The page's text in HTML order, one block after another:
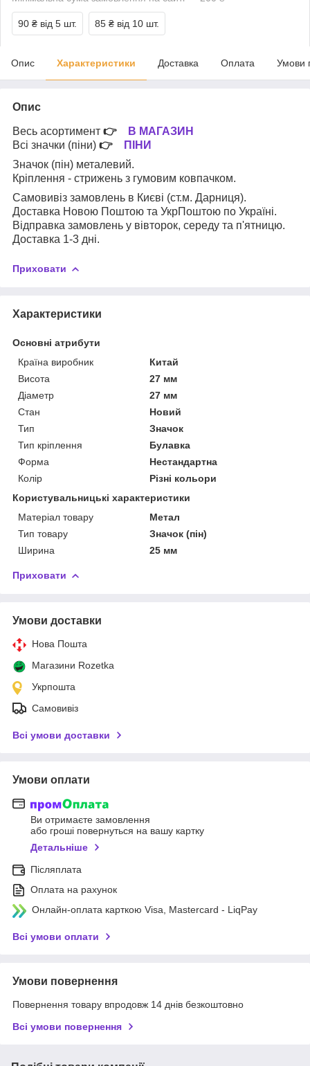
90 ₴ від 5 шт. 85 ₴ від 10 шт.
Опис Характеристики Доставка Оплата Умови
Опис
Весь асортимент 👉
В МАГАЗИН
Всі значки (піни) 👉
ПІНИ
Значок (пін) металевий.
Кріплення - стрижень з гумовим ковпачком.
Самовивіз замовлень в Києві (ст.м. Дарниця).
Доставка Новою Поштою та УкрПоштою по Україні.
Відправка замовлень у вівторок, середу та п'ятницю.
Доставка 1-3 дні.
Приховати
Характеристики
Основні атрибути
Країна виробник
Китай
Висота
27 мм
Діаметр
27 мм
Стан
Новий
Тип
Значок
Тип кріплення
Булавка
Форма
Нестандартна
Колір
Різні кольори
Користувальницькі характеристики
Матеріал товару
Метал
Тип товару
Значок (пін)
Ширина
25 мм
Приховати
Умови доставки
Нова Пошта
Магазини Rozetka
Укрпошта
Самовивіз
Всі умови доставки
Умови оплати
Ви отримаєте замовлення
або гроші повернуться на вашу картку
Детальніше
Післяплата
Оплата на рахунок
Онлайн-оплата карткою Visa, Mastercard - LiqPay
Всі умови оплати
Умови повернення
Повернення товару впродовж 14 днів безкоштовно
Всі умови повернення